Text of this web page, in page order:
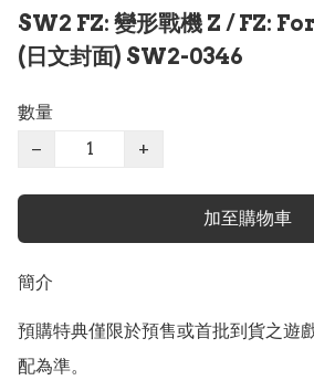
SW2 FZ: 變形戰機 Z / FZ:
(日文封面) SW2-0346
數量
−
+
加至購物車
簡介
預購特典僅限於預售或首批到貨之遊
配為準。